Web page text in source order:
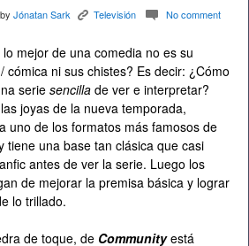
Jónatan Sark K Televisión c No comment
mejor de una comedia no es su
cómica ni sus chistes? Es decir: ¿Cómo
serie sencilla de ver e interpretar?
joyas de la nueva temporada,
uno de los formatos más famosos de
tiene una base tan clásica que casi
antes de ver la serie. Luego los
de mejorar la premisa básica y lograr
lo trillado.
de toque, de Communityestá